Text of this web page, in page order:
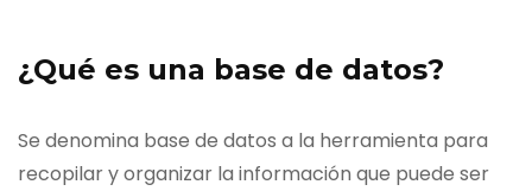
¿Qué es una base de datos?
Se denomina base de datos a la herramienta para
recopilar y organizar la información que puede ser